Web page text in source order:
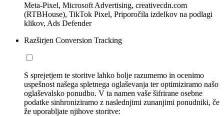
Meta-Pixel, Microsoft Advertising, creativecdn.com
(RTBHouse), TikTok Pixel, Priporočila izdelkov na podlagi
klikov, Ads Defender
Razširjen Conversion Tracking
S sprejetjem te storitve lahko bolje razumemo in ocenimo
uspešnost našega spletnega oglaševanja ter optimiziramo našo
oglaševalsko ponudbo. V ta namen vaše šifrirane osebne
podatke sinhroniziramo z naslednjimi zunanjimi ponudniki, če
že uporabljate njihove storitve: